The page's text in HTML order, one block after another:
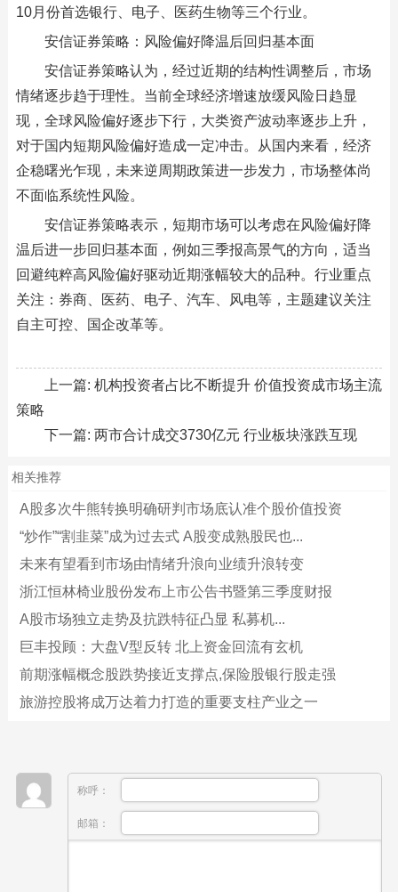
10月份首选银行、电子、医药生物等三个行业。
安信证券策略：风险偏好降温后回归基本面
安信证券策略认为，经过近期的结构性调整后，市场
情绪逐步趋于理性。当前全球经济增速放缓风险日趋显
现，全球风险偏好逐步下行，大类资产波动率逐步上升，
对于国内短期风险偏好造成一定冲击。从国内来看，经济
企稳曙光乍现，未来逆周期政策进一步发力，市场整体尚
不面临系统性风险。
安信证券策略表示，短期市场可以考虑在风险偏好降
温后进一步回归基本面，例如三季报高景气的方向，适当
回避纯粹高风险偏好驱动近期涨幅较大的品种。行业重点
关注：券商、医药、电子、汽车、风电等，主题建议关注
自主可控、国企改革等。
上一篇: 机构投资者占比不断提升 价值投资成市场主流
策略
下一篇: 两市合计成交3730亿元 行业板块涨跌互现
相关推荐
A股多次牛熊转换明确研判市场底认准个股价值投资
“炒作”“割韭菜”成为过去式 A股变成熟股民也...
未来有望看到市场由情绪升浪向业绩升浪转变
浙江恒林椅业股份发布上市公告书暨第三季度财报
A股市场独立走势及抗跌特征凸显 私募机...
巨丰投顾：大盘V型反转 北上资金回流有玄机
前期涨幅概念股跌势接近支撑点,保险股银行股走强
旅游控股将成万达着力打造的重要支柱产业之一
称呼：
邮箱：